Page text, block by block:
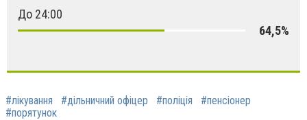
До 24:00
64,5%
#лікування #дільничний офіцер #поліція
#пенсіонер
#порятунок